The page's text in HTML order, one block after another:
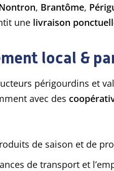
, Brantôme,
une livraison
local &
périgourdins et
avec des
de saison et de
de transport et